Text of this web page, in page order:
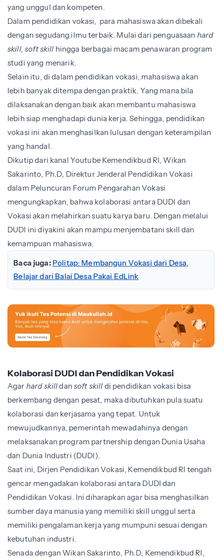
yang unggul dan kompeten.
Dalam pendidikan vokasi, para mahasiswa akan dibekali
dengan segudang ilmu terbaik. Mulai dari penguasaan hard
skill, soft skill hingga berbagai macam penawaran program
studi yang menarik.
Selain itu, di dalam pendidikan vokasi, mahasiswa akan
lebih banyak ditempa dengan praktik. Yang mana bila
dilaksanakan dengan baik akan membantu mahasiswa
lebih siap menghadapi dunia kerja. Sehingga, pendidikan
vokasi ini akan menghasilkan lulusan dengan keterampilan
yang handal.
Dikutip dari kanal Youtube Kemendikbud RI, Wikan
Sakarinto, Ph.D, Direktur Jenderal Pendidikan Vokasi
dalam Peluncuran Forum Pengarahan Vokasi
mengungkapkan, bahwa kolaborasi antara DUDI dan
Vokasi akan melahirkan suatu karya baru. Dengan melalui
DUDI ini diyakini akan mampu menjembatani skill dan
kemampuan mahasiswa.
Baca juga: Politap: Membangun Vokasi dari Desa,
Belajar dari Balai Desa Pakai EdLink
Kolaborasi DUDI dan Pendidikan Vokasi
Agar hard skilldan soft skill di pendidikan vokasi bisa
berkembang dengan pesat, maka dibutuhkan pula suatu
kolaborasi dan kerjasama yang tepat. Untuk
mewujudkannya, pemerintah mewadahinya dengan
melaksanakan program partnership dengan Dunia Usaha
dan Dunia Industri (DUDI).
Saat ini, Dirjen Pendidikan Vokasi, Kemendikbud RI tengah
gencar mengadakan kolaborasi antara DUDI dan
Pendidikan Vokasi. Ini diharapkan agar bisa menghasilkan
sumber daya manusia yang memiliki skill unggul serta
memiliki pengalaman kerja yang mumpuni sesuai dengan
kebutuhan industri.
Senada dengan Wikan Sakarinto, Ph.D, Kemendikbud RI,